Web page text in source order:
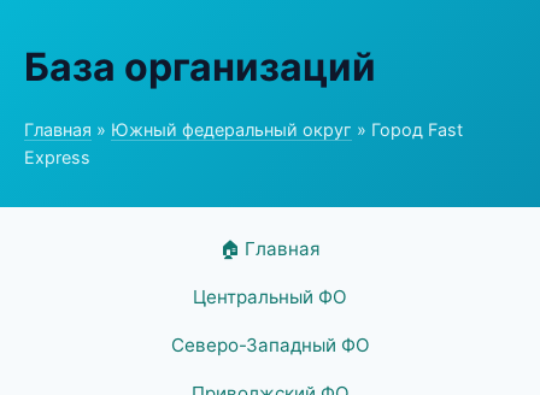
База организаций
Главная » Южный федеральный округ » Город Fast
Express
🏠 Главная
Центральный ФО
Северо-Западный ФО